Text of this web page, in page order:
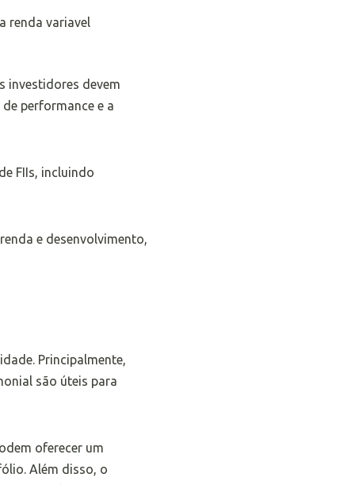
investidores devem
performance e a
FIIs, incluindo
e desenvolvimento,
Principalmente,
são úteis para
oferecer um
Além disso, o